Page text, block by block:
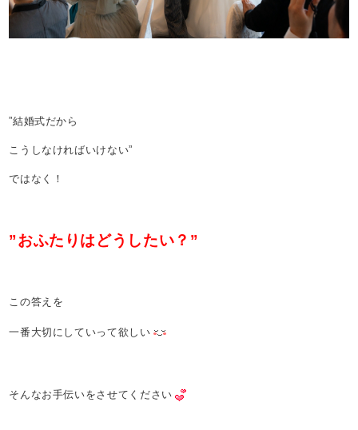
”結婚式だから
こうしなければいけない”
ではなく！
”おふたりはどうしたい？”
この答えを
一番大切にしていって欲しい
そんなお手伝いをさせてください